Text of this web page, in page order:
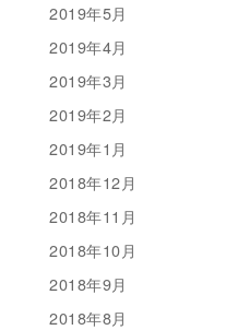
2019年5月
2019年4月
2019年3月
2019年2月
2019年1月
2018年12月
2018年11月
2018年10月
2018年9月
2018年8月